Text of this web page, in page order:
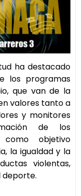
ha destacado
los programas
que van de la
valores tanto a
y monitores
de los
objetivo
la igualdad y la
violentas,
deporte.